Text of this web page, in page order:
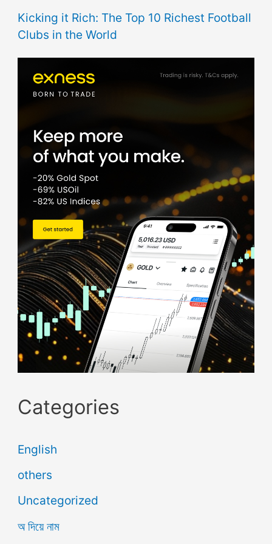
Kicking it Rich: The Top 10 Richest Football
Clubs in the World
Categories
English
others
Uncategorized
অ দিয়ে নাম